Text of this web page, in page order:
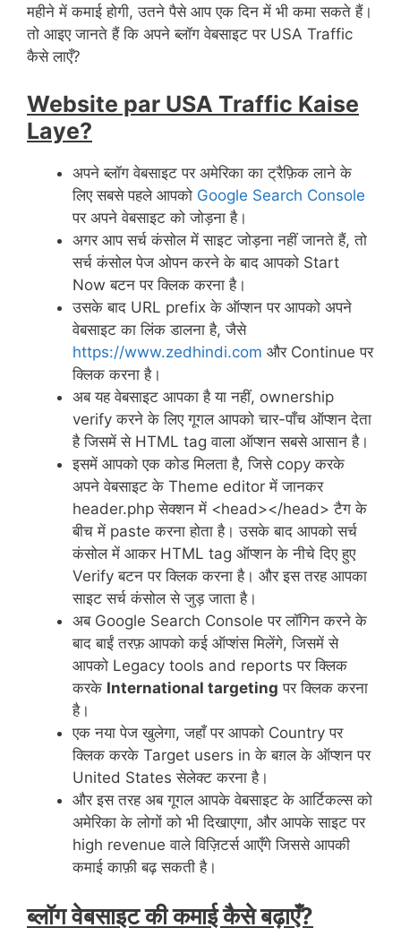
महीने में कमाई होगी, उतने पैसे आप एक दिन में भी कमा सकते हैं।
तो आइए जानते हैं कि अपने ब्लॉग वेबसाइट पर USA Traffic
कैसे लाएँ?
Website par USA Traffic Kaise
Laye?
अपने ब्लॉग वेबसाइट पर अमेरिका का ट्रैफ़िक लाने के
लिए सबसे पहले आपको Google Search Console
पर अपने वेबसाइट को जोड़ना है।
अगर आप सर्च कंसोल में साइट जोड़ना नहीं जानते हैं, तो
सर्च कंसोल पेज ओपन करने के बाद आपको Start
Now बटन पर क्लिक करना है।
उसके बाद URL prefix के ऑप्शन पर आपको अपने
वेबसाइट का लिंक डालना है, जैसे
https://www.zedhindi.com और Continue पर
क्लिक करना है।
अब यह वेबसाइट आपका है या नहीं, ownership
verify करने के लिए गूगल आपको चार-पाँच ऑप्शन देता
है जिसमें से HTML tag वाला ऑप्शन सबसे आसान है।
इसमें आपको एक कोड मिलता है, जिसे copy करके
अपने वेबसाइट के Theme editor में जानकर
header.php सेक्शन में <head></head> टैग के
बीच में paste करना होता है। उसके बाद आपको सर्च
कंसोल में आकर HTML tag ऑप्शन के नीचे दिए हुए
Verify बटन पर क्लिक करना है। और इस तरह आपका
साइट सर्च कंसोल से जुड़ जाता है।
अब Google Search Console पर लॉगिन करने के
बाद बाईं तरफ़ आपको कई ऑप्शंस मिलेंगे, जिसमें से
आपको Legacy tools and reports पर क्लिक
करके International targeting पर क्लिक करना
है।
एक नया पेज खुलेगा, जहाँ पर आपको Country पर
क्लिक करके Target users in के बग़ल के ऑप्शन पर
United States सेलेक्ट करना है।
और इस तरह अब गूगल आपके वेबसाइट के आर्टिकल्स को
अमेरिका के लोगों को भी दिखाएगा, और आपके साइट पर
high revenue वाले विज़िटर्स आएँगे जिससे आपकी
कमाई काफ़ी बढ़ सकती है।
ब्लॉग वेबसाइट की कमाई कैसे बढ़ाएँ?